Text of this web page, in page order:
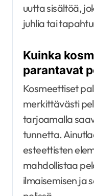
uutta sisältöä,
juhlia tai
Kuinka
parantavat
Kosmeettiset
merkittävästi
tarjoamalla
tunnetta.
esteettisten
mahdollistaa
ilmaisemisen ja